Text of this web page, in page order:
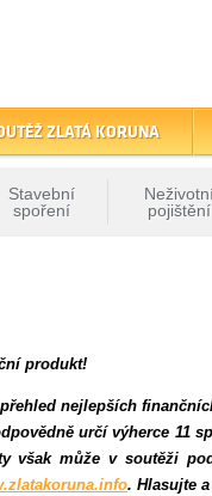
ZLATÁ KORUNA
Stavební
spoření
pojištění
produkt!
nejlepších
určí výherce 11
však může v soutěži
. Hlasujte